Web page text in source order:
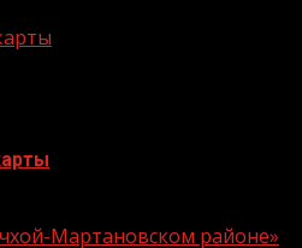
Мартановском районе»